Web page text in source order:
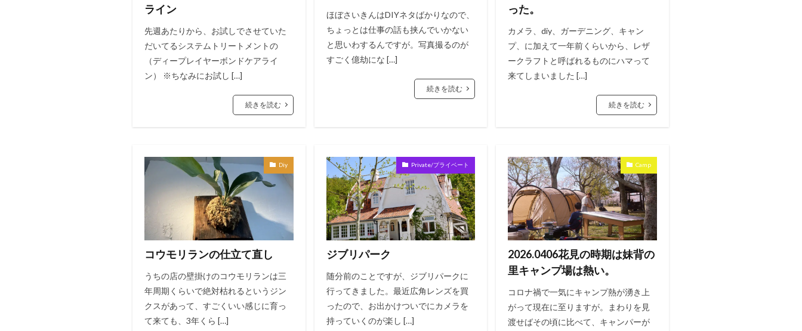
ライン
先週あたりから、お試しでさせていた
だいてるシステムトリートメントの
（ディープレイヤーボンドケアライ
ン） ※ちなみにお試し […]
続きを読む
ほぼさいきんはDIYネタばかりなので、
ちょっとは仕事の話も挟んでいかない
と思いわするんですが。写真撮るのが
すごく億劫にな […]
続きを読む
った。
カメラ、diy、ガーデニング、キャン
プ、に加えて一年前くらいから、レザ
ークラフトと呼ばれるものにハマって
来てしまいました […]
続きを読む
Diy
コウモリランの仕立て直し
うちの店の壁掛けのコウモリランは三
年周期くらいで絶対枯れるというジン
クスがあって、すごくいい感じに育っ
て来ても、3年くら […]
Private/プライベート
ジブリパーク
随分前のことですが、ジブリパークに
行ってきました。最近広角レンズを買
ったので、お出かけついでにカメラを
持っていくのが楽し […]
Camp
2026.0406花見の時期は妹背の
里キャンプ場は熱い。
コロナ禍で一気にキャンプ熱が湧き上
がって現在に至りますが。まわりを見
渡せばその頃に比べて、キャンパーが